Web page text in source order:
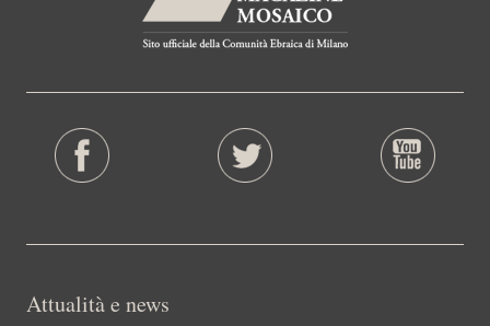
Attualità e news